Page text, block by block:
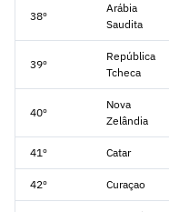
38º
Arábia
Saudita
39º
República
Tcheca
40º
Nova
Zelândia
41º Catar
42º Curaçao